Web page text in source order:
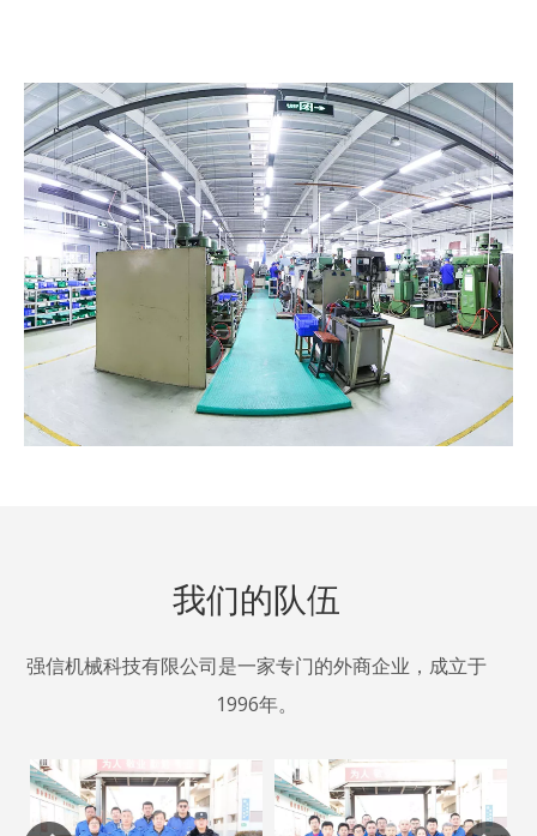
我们的队伍
强信机械科技有限公司是一家专门的外商企业，成立于
1996年。